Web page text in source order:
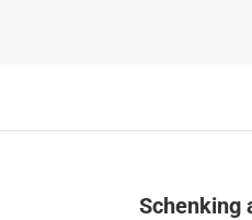
Schenking